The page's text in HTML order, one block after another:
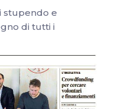
stupendo e
di tutti i